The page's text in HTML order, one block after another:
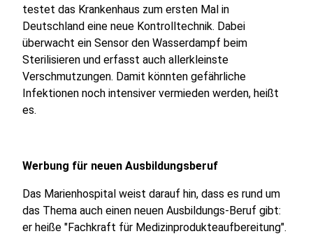
testet das Krankenhaus zum ersten Mal in
Deutschland eine neue Kontrolltechnik. Dabei
überwacht ein Sensor den Wasserdampf beim
Sterilisieren und erfasst auch allerkleinste
Verschmutzungen. Damit könnten gefährliche
Infektionen noch intensiver vermieden werden, heißt
es.
Werbung für neuen Ausbildungsberuf
Das Marienhospital weist darauf hin, dass es rund um
das Thema auch einen neuen Ausbildungs-Beruf gibt:
er heiße "Fachkraft für Medizinprodukteaufbereitung".